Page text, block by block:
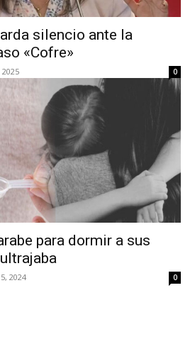
silencio ante la
«Cofre»
0
para dormir a sus
2024 0